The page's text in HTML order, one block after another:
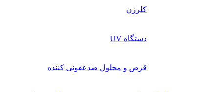
کلرزن
دستگاه UV
قرص و محلول ضدعفونی کننده